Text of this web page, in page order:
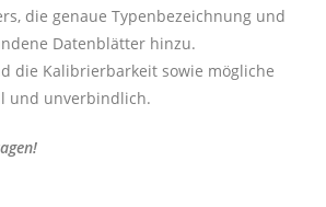
die genaue Typenbezeichnung und
Datenblätter hinzu.
die Kalibrierbarkeit sowie mögliche
und unverbindlich.